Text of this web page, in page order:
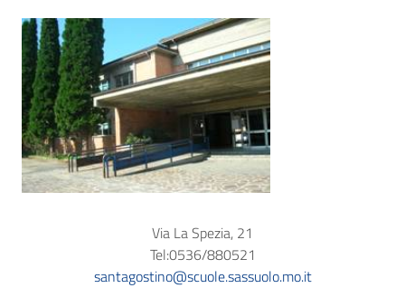
Via La Spezia, 21
Tel:0536/880521
santagostino@scuole.sassuolo.mo.it